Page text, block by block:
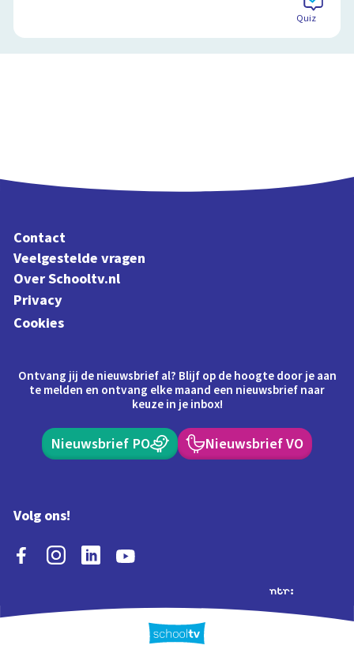
Quiz
Contact
Veelgestelde vragen
Over Schooltv.nl
Privacy
Cookies
Ontvang jij de nieuwsbrief al? Blijf op de hoogte door je aan
te melden en ontvang elke maand een nieuwsbrief naar
keuze in je inbox!
Nieuwsbrief PO Nieuwsbrief VO
Volg ons!